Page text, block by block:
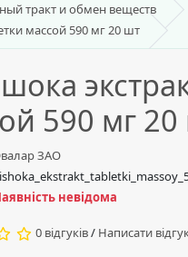
тракт и обмен веществ
массой 590 мг 20 шт
590 мг
ЗАО
невідома
0 відгуків/ Написати